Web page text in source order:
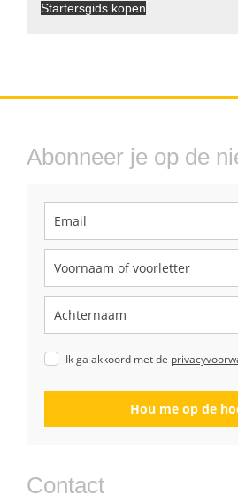
Startersgids kopen
Abonneer je op de
Ik ga akkoord met de
Hou me op de
Contact